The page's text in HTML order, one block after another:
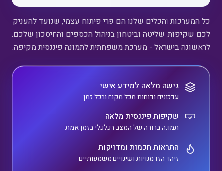
כל המערכות והכלים שלנו הם פרי פיתוח עצמי, שנועד להעניק
לכם שקיפות, שליטה וביטחון בניהול הכספים והחיסכון שלכם.
לראשונה בישראל - מערכת משפחתית לתמונה פיננסית מקיפה.
גישה מלאה למידע אישי
עדכונים ודוחות מכל מקום ובכל זמן
שקיפות פיננסית מלאה
תמונה ברורה של המצב הכלכלי בזמן אמת
התראות חכמות ומדויקות
זיהוי הזדמנויות ושינויים משמעותיים